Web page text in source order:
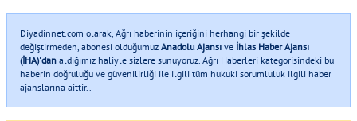
Diyadinnet.com olarak, Ağrı haberinin içeriğini herhangi bir şekilde
değiştirmeden, abonesi olduğumuz Anadolu Ajansı ve İhlas Haber Ajansı
(İHA)'dan aldığımız haliyle sizlere sunuyoruz. Ağrı Haberleri kategorisindeki bu
haberin doğruluğu ve güvenilirliği ile ilgili tüm hukuki sorumluluk ilgili haber
ajanslarına aittir..